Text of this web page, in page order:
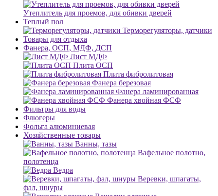
Утеплитель для проемов, для обивки дверей
Теплый пол
Терморегуляторы, датчики
Товары для отдыха
Фанера, ОСП, МДФ, ДСП
Лист МДФ
Плита ОСП
Плита фибролитовая
Фанера березовая
Фанера ламинированная
Фанера хвойная ФСФ
Фильтры для воды
Флюгеры
Фольга алюминиевая
Хозяйственные товары
Ванны, тазы
Вафельное полотно,
полотенца
Ведра
Веревки, шпагаты,
фал, шнуры